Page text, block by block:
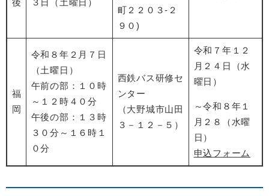
後
３日（土曜日）
町２２０３-２
９０)
福
岡
令和８年２月７日
（土曜日）
午前の部：１０時
～１２時４０分
午後の部：１３時
３０分～１６時１
０分
西鉄バス研修セ
ンター
（大野城市山田
３－１２－５）
令和７年１２
月２４日（水
曜日）
～令和８年１
月２８（水曜
日）
申込フォーム